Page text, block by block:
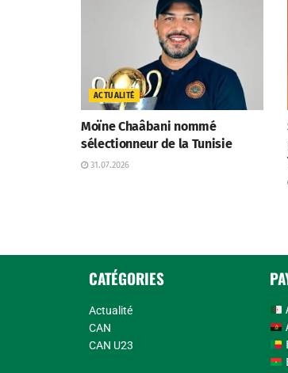
ACTUALITÉ
Moïne Chaâbani nommé
sélectionneur de la Tunisie
31.07.2026
CATÉGORIES
Actualité
CAN
CAN U23